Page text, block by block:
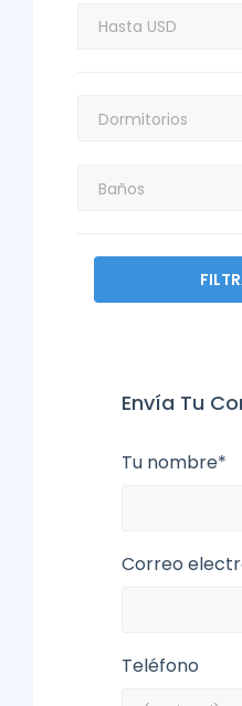
Envía Tu
Tu nombre*
Correo
Teléfono